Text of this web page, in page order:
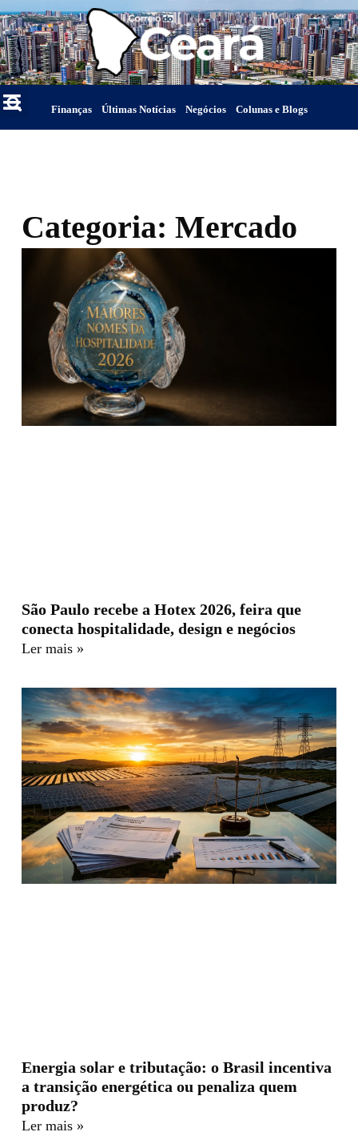
Finanças Últimas Notícias Negócios Colunas e Blogs
Categoria: Mercado
São Paulo recebe a Hotex 2026, feira que
conecta hospitalidade, design e negócios
Ler mais »
Energia solar e tributação: o Brasil incentiva
a transição energética ou penaliza quem
produz?
Ler mais »